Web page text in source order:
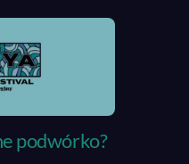
podwórko?